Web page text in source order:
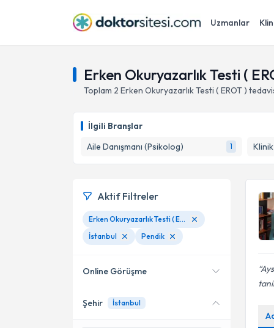
Uzmanlar
Erken Okuryazarlık Testi (
Toplam 2 Erken Okuryazarlık Testi ( EROT )
İlgili Branşlar
Aile Danışmanı (Psikolog)
1
Aktif Filtreler
Erken Okuryazarlık Testi ( EROT )
İstanbul
Pendik
Online Görüşme
Online danışmanlık sunan
Şehir İstanbul